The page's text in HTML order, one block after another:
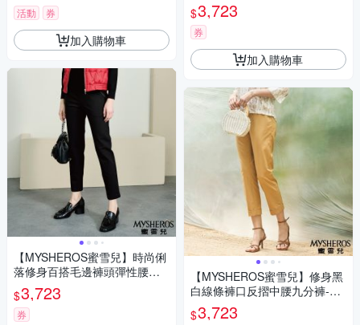
活動 券
加入購物車
【MYSHEROS蜜雪兒】時尚俐
落修身百搭毛邊褲頭彈性腰帶
窄管長褲-黑
$3,723
券
貼袋寬褲-咖啡
$3,723
券
加入購物車
【MYSHEROS蜜雪兒】修身黑
白線條褲口反摺中腰九分褲-土
黃
$3,723